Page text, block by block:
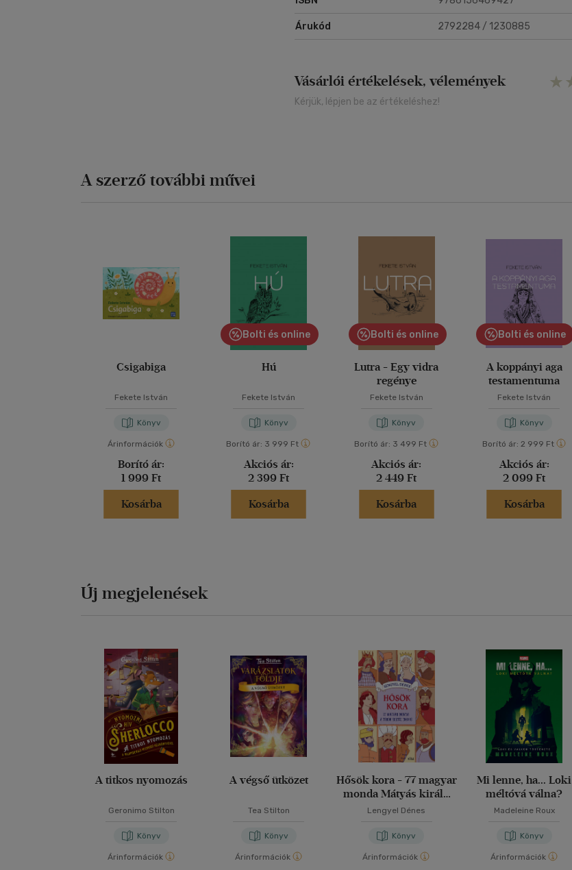
Árukód 2792284 / 1230885
Vásárlói értékelések, vélemények
Kérjük, lépjen be az értékeléshez!
A szerző további művei
Csigabiga
Fekete István
Könyv
Árinformációk
Borító ár:
1 999 Ft
Kosárba
Bolti és online
Hú
Fekete István
Könyv
Borító ár: 3 999 Ft
Akciós ár:
2 399 Ft
Kosárba
Bolti és online
Lutra - Egy vidra
regénye
Fekete István
Könyv
Borító ár: 3 499 Ft
Akciós ár:
2 449 Ft
Kosárba
Bolti és online
A koppányi aga
testamentuma
Fekete István
Könyv
Borító ár: 2 999 Ft
Akciós ár:
2 099 Ft
Kosárba
Új megjelenések
A titkos nyomozás
Geronimo Stilton
Könyv
Árinformációk
A végső ütközet
Tea Stilton
Könyv
Árinformációk
Hősök kora - 77 magyar
monda Mátyás király
korától 1848-ig
Lengyel Dénes
Könyv
Árinformációk
Mi lenne, ha... Loki
méltóvá válna?
Madeleine Roux
Könyv
Árinformációk